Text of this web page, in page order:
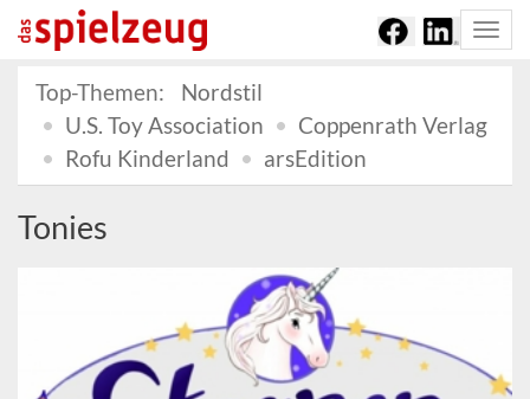
Top-Themen:
Nordstil
U.S. Toy Association
Coppenrath Verlag
Rofu Kinderland
arsEdition
Tonies